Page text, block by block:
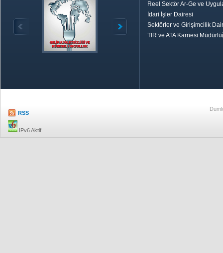
Reel Sektör Ar-Ge ve
İdari İşler Dairesi
Sektörler ve Girişimcilik
TIR ve ATA Karnesi
RSS
IPv6 Aktif